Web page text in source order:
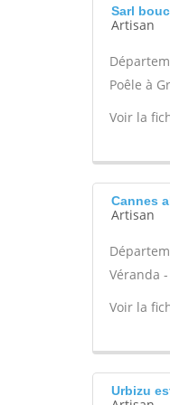
Sarl
Artisan
Poêle à
Voir la
Cannes
Artisan
Véranda -
Voir la
Urbizu